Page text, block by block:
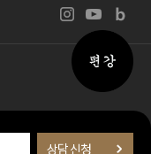
퀵메뉴
인스타그램 바로
유튜브 바로
블로그